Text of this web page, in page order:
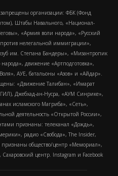
организации: ФБК (Фонд
Штабы Навального, «Национал-
«Армия воли народа», «Русский
нелегальной иммиграции»,
им. Степана Бандеры», «Мизантропик
движение «Артподготовка»,
АУЕ, батальоны «Азов» и «Айдар».
«Движение Талибан», «Имарат
Джебхад-ан-Нусра, «АУМ Синрике»,
исламского Магриба», «Сеть»,
деятельность «Открытой России»,
признаны: телеканал «Дождь»,
радио «Свобода», The Insider,
общество/центр «Мемориал»,
центр. Instagram и Facebook